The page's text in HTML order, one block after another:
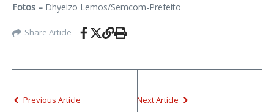
Fotos – Dhyeizo Lemos/Semcom-Prefeito
Share Article
Previous Article Next Article